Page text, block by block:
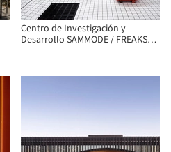
Centro de Investigación y
Desarrollo SAMMODE / FREAKS